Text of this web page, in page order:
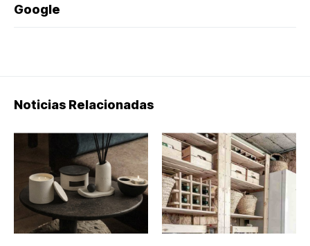
Google
Noticias Relacionadas